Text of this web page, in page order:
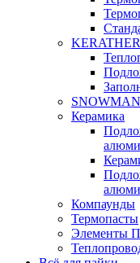
SNOWMAN
Керамика
Компаунды
Термопасты
Элементы